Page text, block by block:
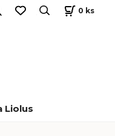
0 ks
Liolus